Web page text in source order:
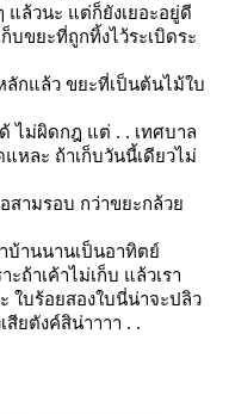
ล้วนะ แต่ก็ยังเยอะอยู่ดี
บขยะที่ถูกทิ้งไว้ระเบิดระ
ลักแล้ว ขยะที่เป็นต้นไม้ใบ
ไม่ผิดกฎ แต่ . . เทศบาล
หละ ถ้าเก็บวันนี้เดียวไม่
อสามรอบ กว่าขยะกล้ว
บ้านนานเป็นอาทิตย์
ถ้าเค้าไม่เก็บ แล้วเรา
ใบร้อยสองใบนี่น่าจะปลิว
ยตังค์สิน่าาาา . .